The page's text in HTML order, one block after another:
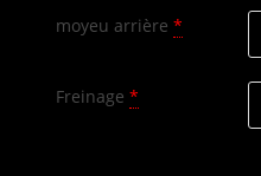
moyeu arrière *
Freinage *